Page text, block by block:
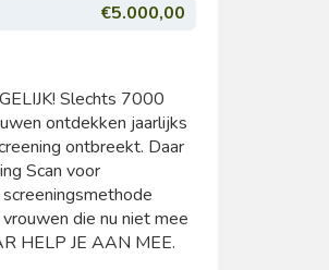
€5.000,00
Slechts 7000
ontdekken jaarlijks
ontbreekt. Daar
Scan voor
die nu niet mee
HELP JE AAN MEE.